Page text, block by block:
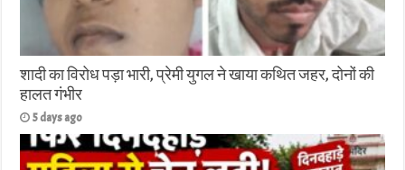
शादी का विरोध पड़ा भारी, प्रेमी युगल ने खाया कथित जहर, दोनों की
हालत गंभीर
5 days ago